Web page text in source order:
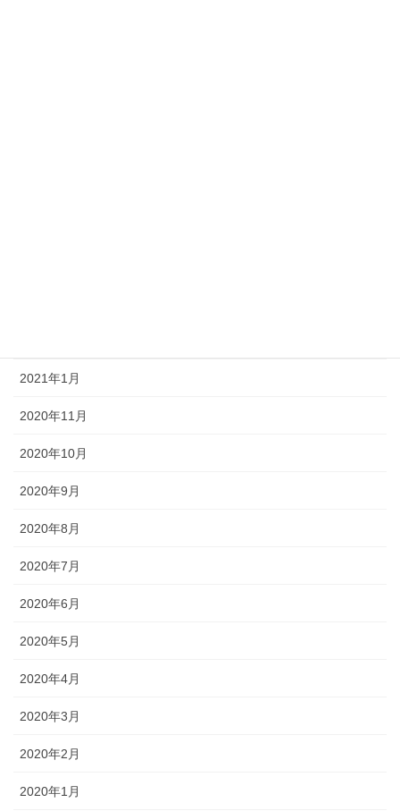
2021年1月
2020年11月
2020年10月
2020年9月
2020年8月
2020年7月
2020年6月
2020年5月
2020年4月
2020年3月
2020年2月
2020年1月